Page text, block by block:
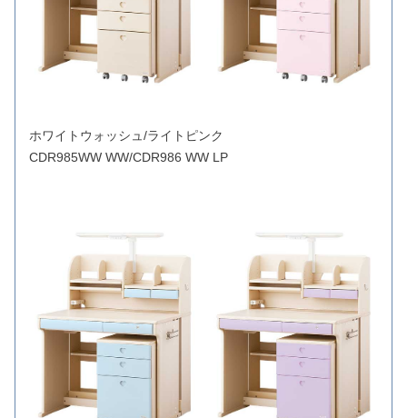
ホワイトウォッシュ/ライトピンク
CDR985WW WW/CDR986 WW LP